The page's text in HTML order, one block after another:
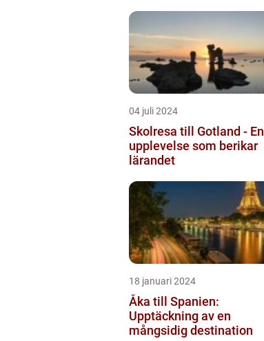
04 juli 2024
Skolresa till Gotland - En
upplevelse som berikar
lärandet
18 januari 2024
Åka till Spanien:
Upptäckning av en
mångsidig destination